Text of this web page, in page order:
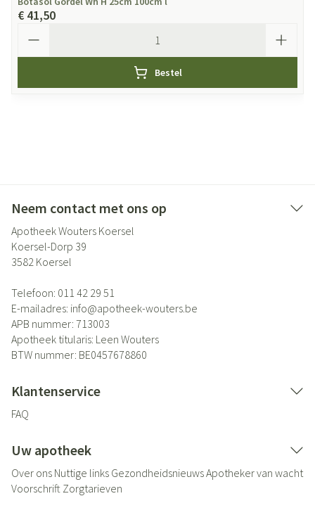
€ 41,50
Bestel
Neem contact met ons op
Apotheek Wouters Koersel
Koersel-Dorp 39
3582 Koersel
Telefoon: 011 42 29 51
E-mailadres: info@apotheek-wouters.be
APB nummer: 713003
Apotheek titularis: Leen Wouters
BTW nummer: BE0457678860
Klantenservice
FAQ
Uw apotheek
Over ons Nuttige links GezondheidsnieuwsApotheker van wacht
Voorschrift Zorgtarieven